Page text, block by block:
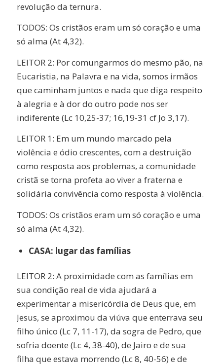
revolução da ternura.
TODOS: Os cristãos eram um só coração e uma
só alma (At 4,32).
LEITOR 2: Por comungarmos do mesmo pão, na
Eucaristia, na Palavra e na vida, somos irmãos
que caminham juntos e nada que diga respeito
à alegria e à dor do outro pode nos ser
indiferente (Lc 10,25-37; 16,19-31 cf Jo 3,17).
LEITOR 1: Em um mundo marcado pela
violência e ódio crescentes, com a destruição
como resposta aos problemas, a comunidade
cristã se torna profeta ao viver a fraterna e
solidária convivência como resposta à violência.
TODOS: Os cristãos eram um só coração e uma
só alma (At 4,32).
CASA: lugar das famílias
LEITOR 2: A proximidade com as famílias em
sua condição real de vida ajudará a
experimentar a misericórdia de Deus que, em
Jesus, se aproximou da viúva que enterrava seu
filho único (Lc 7, 11-17), da sogra de Pedro, que
sofria doente (Lc 4, 38-40), de Jairo e de sua
filha que estava morrendo (Lc 8, 40-56) e de